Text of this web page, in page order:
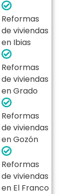
Reformas
de viviendas
en Ibias
Reformas
de viviendas
en Grado
Reformas
de viviendas
en Gozón
Reformas
de viviendas
en El Franco